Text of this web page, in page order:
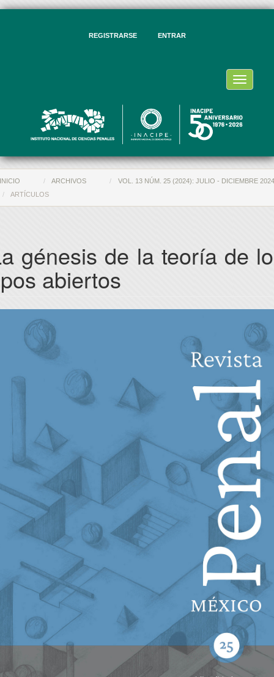
REGISTRARSE ENTRAR
Toggle
INICIO ARCHIVOS
VOL. 13 NÚM. 25 (2024): JULIO - DICIEMBRE 2024
ARTÍCULOS
génesis de la teoría de
abiertos